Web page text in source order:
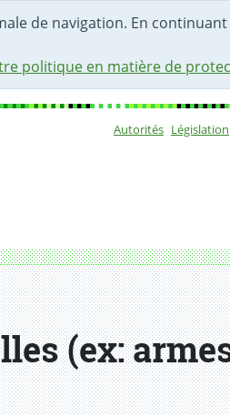
de navigation. En
politique en matière de
Autorités Législation
(ex: